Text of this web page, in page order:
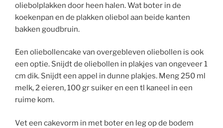
oliebolplakken door heen halen. Wat boter in de
koekenpan en de plakken oliebol aan beide kanten
bakken goudbruin.
Een oliebollencake van overgebleven oliebollen is ook
een optie. Snijdt de oliebollen in plakjes van ongeveer 1
cm dik. Snijdt een appel in dunne plakjes. Meng 250 ml
melk, 2 eieren, 100 gr suiker en een tl kaneel in een
ruime kom.
Vet een cakevorm in met boter en leg op de bodem